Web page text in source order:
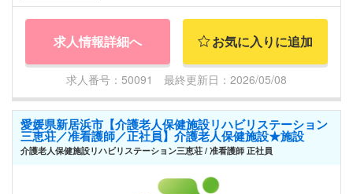
求人情報詳細へ お気に入りに追加
求人番号：50091 最終更新日：2026/05/08
愛媛県新居浜市【介護老人保健施設リハビリステーション
三恵荘／准看護師／正社員】介護老人保健施設★施設
介護老人保健施設リハビリステーション三恵荘 / 准看護師 正社員